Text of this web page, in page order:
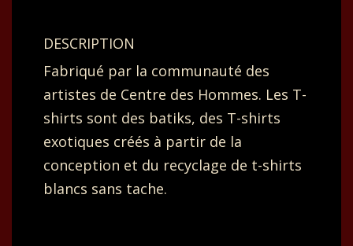
DESCRIPTION
Fabriqué par la communauté des
artistes de Centre des Hommes. Les T-
shirts sont des batiks, des T-shirts
exotiques créés à partir de la
conception et du recyclage de t-shirts
blancs sans tache.